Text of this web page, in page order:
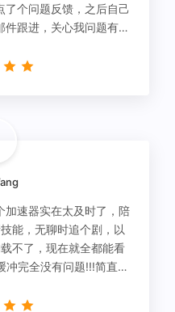
了个问题反馈，之后自己
跟进，关心我问题有没
加速器实在太及时了，陪
能，无聊时追个剧，以
不了，现在就全都能看
完全没有问题!!!简直救